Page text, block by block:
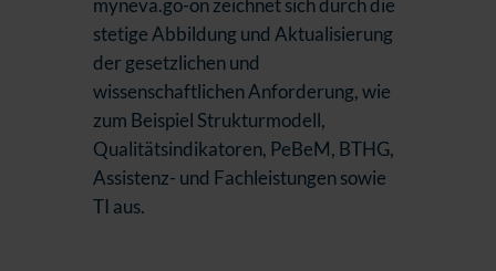
myneva.go-on zeichnet sich durch die
stetige Abbildung und Aktualisierung
der gesetzlichen und
wissenschaftlichen Anforderung, wie
zum Beispiel Strukturmodell,
Qualitätsindikatoren, PeBeM, BTHG,
Assistenz- und Fachleistungen sowie
TI aus.